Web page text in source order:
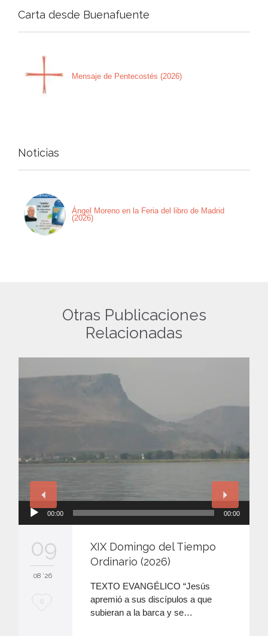
Carta desde Buenafuente
Mensaje de Pentecostés (2026)
Noticias
Ángel Moreno en la Feria del libro de Madrid
(2026)
Otras Publicaciones
Relacionadas
00:00 00:00
09
08 '26
M
0
XIX Domingo del Tiempo
Ordinario (2026)
TEXTO EVANGÉLICO “Jesús
apremió a sus discípulos a que
subieran a la barca y se…